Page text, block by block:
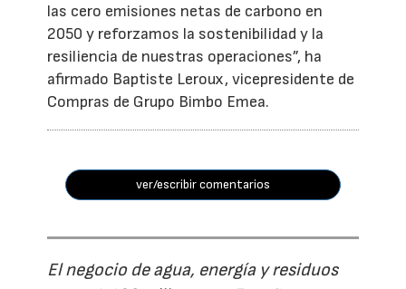
las cero emisiones netas de carbono en
2050 y reforzamos la sostenibilidad y la
resiliencia de nuestras operaciones”, ha
afirmado Baptiste Leroux, vicepresidente de
Compras de Grupo Bimbo Emea.
ver/escribir comentarios
El negocio de agua, energía y residuos